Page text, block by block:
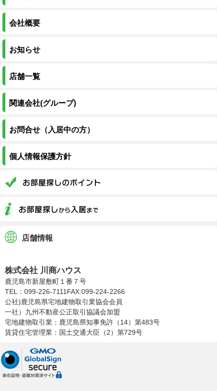
会社概要
お知らせ
店舗一覧
関連会社(グループ)
お問合せ（入居中の方）
個人情報保護方針
店舗情報
株式会社 川商ハウス
鹿児島市新屋敷町１番７号
TEL：099-226-7111 FAX:099-224-2266
公社)鹿児島県宅地建物取引業協会会員
一社）九州不動産公正取引協議会加盟
宅地建物取引業：鹿児島県知事免許（14）第483号
賃貸住宅管理業：国土交通大臣（2）第729号